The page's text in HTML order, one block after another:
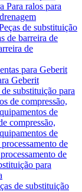
Para ralos para
de substituição
de barreira de
de
para Geberit
Geberit
de substituição para
de compressão,
de
compressão,
de
de
de
para
de substituição